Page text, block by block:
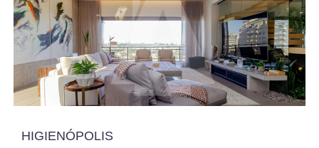
HIGIENÓPOLIS